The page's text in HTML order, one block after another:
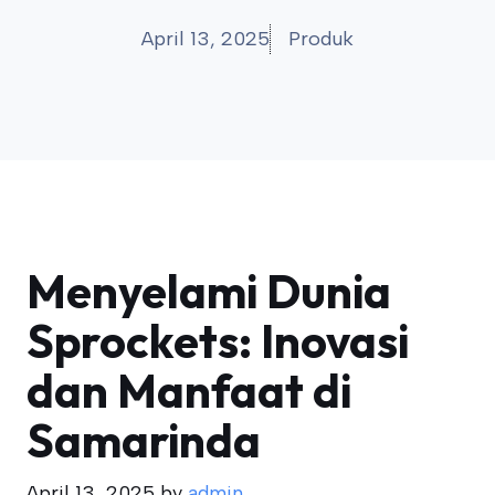
April 13, 2025 Produk
Menyelami Dunia
Sprockets: Inovasi
dan Manfaat di
Samarinda